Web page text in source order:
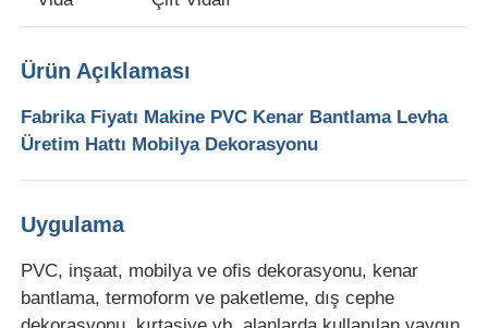
Haberler
Davalar
Pet plaka ekstrüzyon hattı
Ürün Açıklaması
Fabrika Fiyatı Makine PVC Kenar Bantlama Levha
Üretim Hattı Mobilya Dekorasyonu
Uygulama
PVC, inşaat, mobilya ve ofis dekorasyonu, kenar
bantlama, termoform ve paketleme, dış cephe